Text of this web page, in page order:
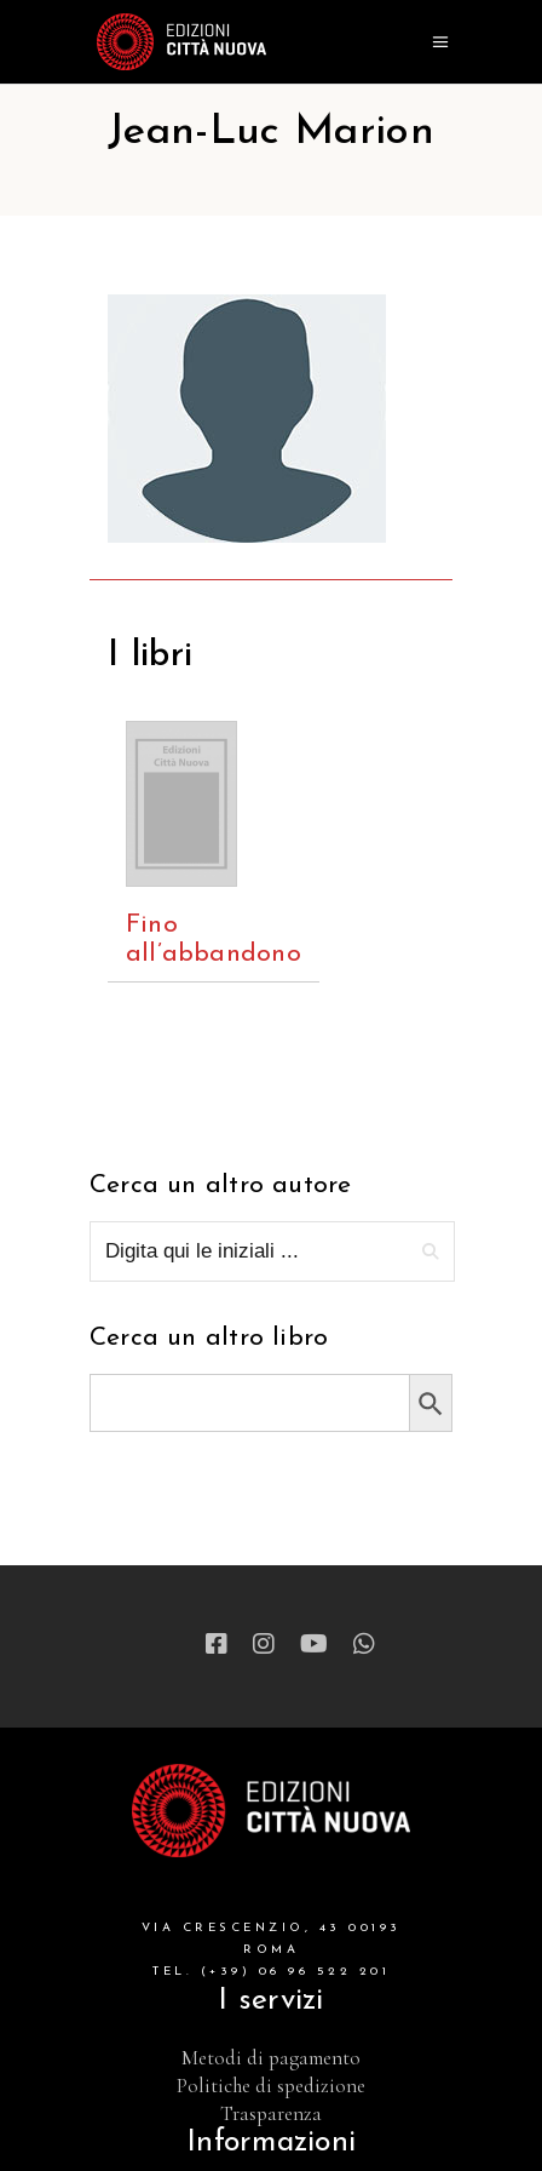
Jean-Luc Marion
I libri
Fino
all’abbandono
Cerca un altro autore
Cerca un altro libro
Search Button
VIA CRESCENZIO, 43 00193
ROMA
TEL. (+39) 06 96 522 201
I servizi
Metodi di pagamento
Politiche di spedizione
Trasparenza
Informazioni